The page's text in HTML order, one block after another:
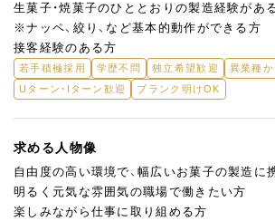
生菓子・焼菓子のひととおりの製造経験があ
※ナッペ、絞り、など基本的動作ができる方
接客経験のある方
若手積極採用 学歴不問 独立希望歓迎
異業種
Uターン・Iターン歓迎
ブランク明けOK
求める人物像
自由度の高い環境で、幅広いお菓子の製造に
明るく元気な雰囲気の職場で働きたい方
楽しみながら仕事に取り組める方